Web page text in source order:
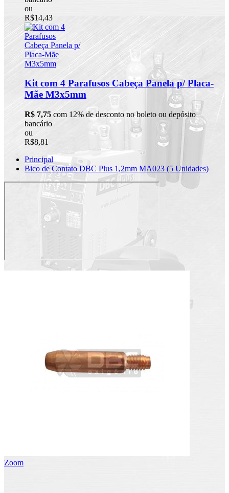
ou
R$14,43
Kit com 4 Parafusos Cabeça Panela p/ Placa-
Mãe M3x5mm
R$ 7,75 com 12% de desconto no boleto ou depósito
bancário
ou
R$8,81
Principal
Bico de Contato DBC Plus 1,2mm MA023 (5 Unidades)
Zoom